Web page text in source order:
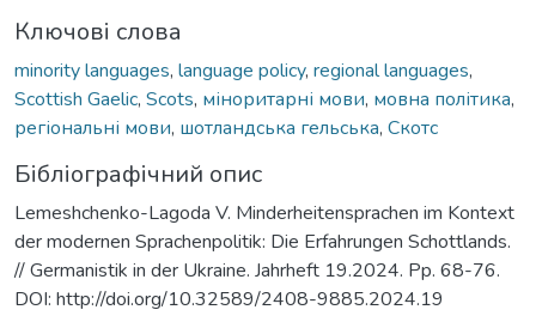
Ключові слова
minority languages, language policy, regional languages,
Scottish Gaelic, Scots, міноритарні мови, мовна політика,
регіональні мови, шотландська гельська, Скотс
Бібліографічний опис
Lemeshchenko-Lagoda V. Minderheitensprachen im Kontext
der modernen Sprachenpolitik: Die Erfahrungen Schottlands.
// Germanistik in der Ukraine. Jahrheft 19.2024. Pp. 68-76.
DOI: http://doi.org/10.32589/2408-9885.2024.19